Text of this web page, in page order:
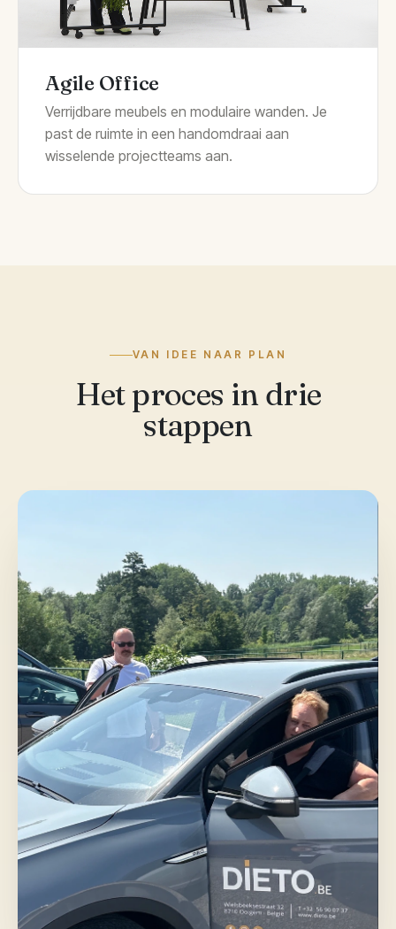
Agile Office
Verrijdbare meubels en modulaire wanden. Je
past de ruimte in een handomdraai aan
wisselende projectteams aan.
VAN IDEE NAAR PLAN
Het proces in drie
stappen